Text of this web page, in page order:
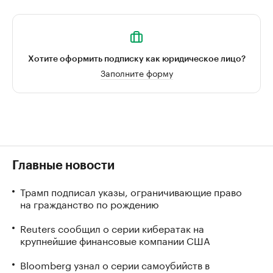
Хотите оформить подписку как юридическое лицо?
Заполните форму
Главные новости
Трамп подписал указы, ограничивающие право
на гражданство по рождению
Reuters сообщил о серии кибератак на
крупнейшие финансовые компании США
Bloomberg узнал о серии самоубийств в